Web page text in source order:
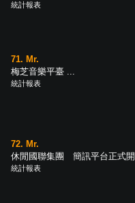
統計報表
71. Mr.
梅芝音樂平臺 ...
統計報表
72. Mr.
休閒國聯集團 簡訊平台正式
統計報表